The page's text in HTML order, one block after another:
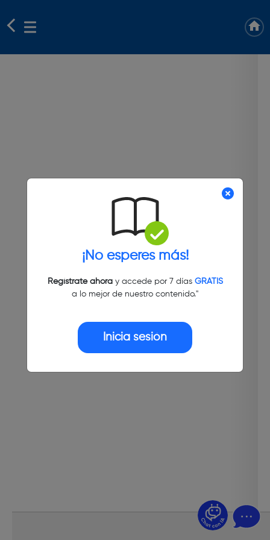
¡No esperes más!
Regístrate ahoray accede por 7 días GRATIS
a lo mejor de nuestro contenido."
Inicia sesión